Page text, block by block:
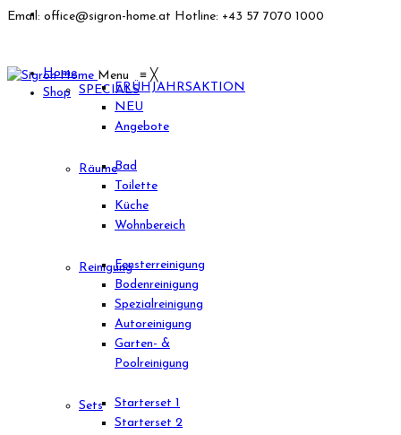
Email: office@sigron-home.at Hotline: +43 57 7070 1000
Menu ≡ ╳
Home
Shop SPECIALSFRÜHJAHRSAKTION
NEU
Angebote
RäumeBad
Toilette
Küche
Wohnbereich
ReinigungFensterreinigung
Bodenreinigung
Spezialreinigung
Autoreinigung
Garten- &
Poolreinigung
Sets
Starterset 1
Starterset 2